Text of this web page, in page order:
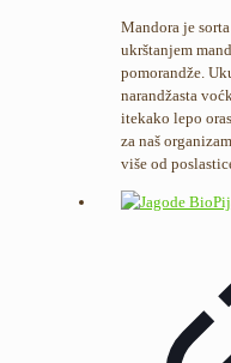
Mandora je
ukrštanjem
pomorandže.
narandžasta
itekako lepo
za naš
više od